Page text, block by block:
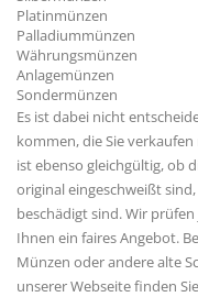
Platinmünzen
Palladiummünzen
Währungsmünzen
Anlagemünzen
Sondermünzen
Es ist dabei nicht
kommen, die Sie
ist ebenso gleichgültig, ob
original eingeschweißt
beschädigt sind. Wir
Ihnen ein faires Angebot.
Münzen oder andere alte
unserer Webseite finden